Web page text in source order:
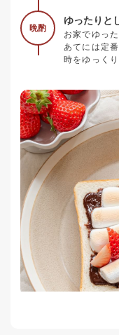
晩酌
ゆったりと
お家でゆっ
あてには定
時をゆっく